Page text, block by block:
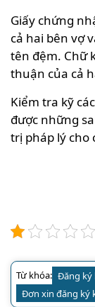
Giấy chứng
cả hai bên vợ
tên đệm. Chữ
thuận của cả
Kiểm tra kỹ
được những
trị pháp lý cho
Từ khóa: Đăng ký
Đơn xin đăng ký